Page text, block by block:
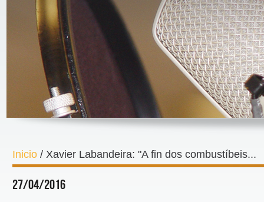
Inicio / Xavier Labandeira: "A fin dos combustíbeis...
27/04/2016